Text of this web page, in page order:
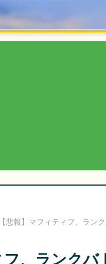
【悲報】マフィティフ、ラン
フ、ランク